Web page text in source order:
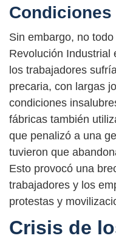
Sin embargo, no
Revolución Industrial
los trabajadores
precaria, con largas
condiciones
fábricas también
que penalizó a una
tuvieron que
Esto provocó una
trabajadores y los
protestas y
Crisis de